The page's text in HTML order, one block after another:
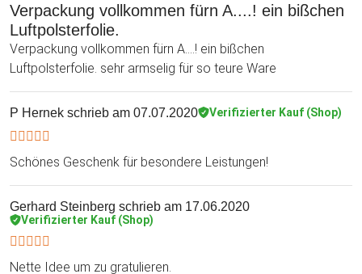
Verpackung vollkommen fürn A....! ein bißchen
Luftpolsterfolie.
Verpackung vollkommen fürn A....! ein bißchen
Luftpolsterfolie. sehr armselig für so teure Ware
P Hernek schrieb am 07.07.2020 Verifizierter Kauf (Shop)
Schönes Geschenk für besondere Leistungen!
Gerhard Steinberg schrieb am 17.06.2020
Verifizierter Kauf (Shop)
Nette Idee um zu gratulieren.